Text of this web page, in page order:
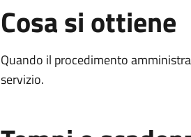
Cosa si ottiene
Quando il procedimento
servizio.